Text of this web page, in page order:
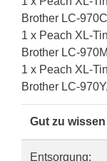
Brother LC-
1 x Peach XL-
Brother LC-
1 x Peach XL-
Brother LC-
Gut zu wissen
Entsorgung: